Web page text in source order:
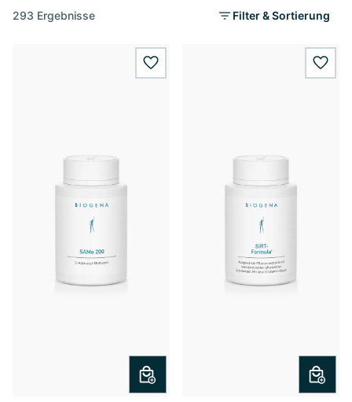
293 Ergebnisse Filter & Sortierung
wishlist.add